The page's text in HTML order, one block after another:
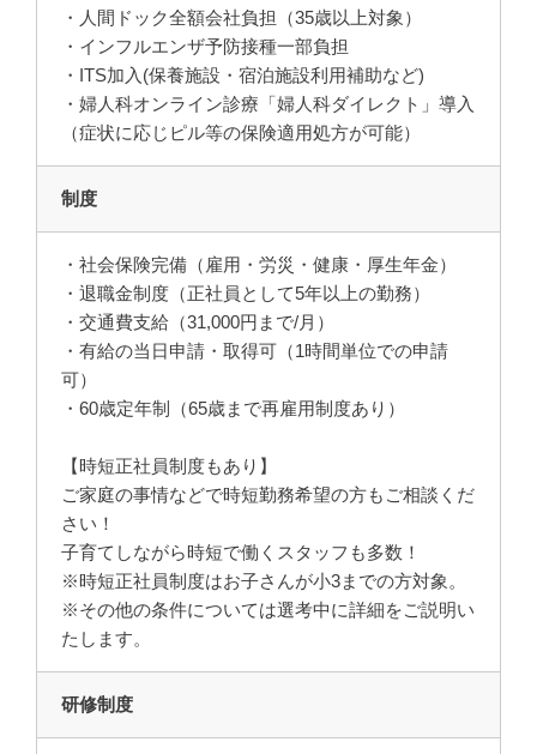
・人間ドック全額会社負担（35歳以上対象）
・インフルエンザ予防接種一部負担
・ITS加入(保養施設・宿泊施設利用補助など)
・婦人科オンライン診療「婦人科ダイレクト」導入
（症状に応じピル等の保険適用処方が可能）
制度
・社会保険完備（雇用・労災・健康・厚生年金）
・退職金制度（正社員として5年以上の勤務）
・交通費支給（31,000円まで/月）
・有給の当日申請・取得可（1時間単位での申請
可）
・60歳定年制（65歳まで再雇用制度あり）
【時短正社員制度もあり】
ご家庭の事情などで時短勤務希望の方もご相談くだ
さい！
子育てしながら時短で働くスタッフも多数！
※時短正社員制度はお子さんが小3までの方対象。
※その他の条件については選考中に詳細をご説明い
たします。
研修制度